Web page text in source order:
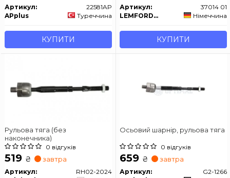
Артикул:
22581AP
APplus
Туреччина
КУПИТИ
Артикул:
37014 01
LEMFORDER
Німеччина
КУПИТИ
Рульова тяга (без
наконечника)
0 відгуків
519 ₴ завтра
Артикул:
RH02-2024
Осьовий шарнір, рульова тяга
0 відгуків
659 ₴ завтра
Артикул:
G2-1266